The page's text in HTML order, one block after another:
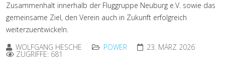
Zusammenhalt innerhalb der Fluggruppe Neuburg e.V. sowie das
gemeinsame Ziel, den Verein auch in Zukunft erfolgreich
weiterzuentwickeln.
WOLFGANG HESCHE
POWER 23. MÄRZ 2026
ZUGRIFFE: 681